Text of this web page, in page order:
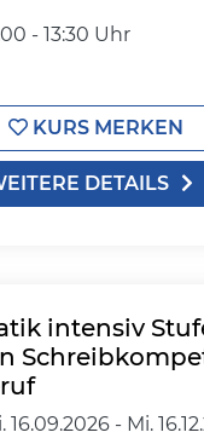
- 13:30 Uhr
KURS MERKEN
DETAILS
intensiv
16.09.2026 - Mi.